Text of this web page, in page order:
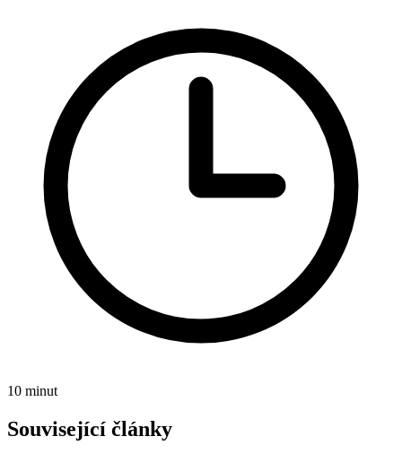
10 minut
Související články